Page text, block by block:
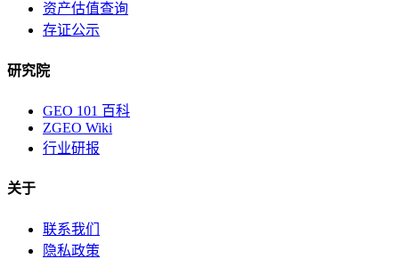
资产估值查询
存证公示
研究院
GEO 101 百科
ZGEO Wiki
行业研报
关于
联系我们
隐私政策